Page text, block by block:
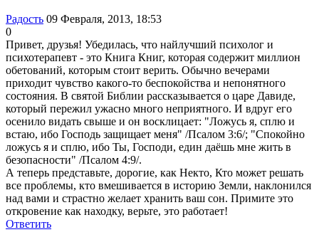
Радость 09 Февраля, 2013, 18:53
0
Привет, друзья! Убедилась, что найлучший психолог и
психотерапевт - это Книга Книг, которая содержит миллион
обетований, которым стоит верить. Обычно вечерами
приходит чувство какого-то беспокойства и непонятного
состояния. В святой Библии рассказывается о царе Давиде,
который пережил ужасно много неприятного. И вдруг его
осенило видать свыше и он восклицает: "Ложусь я, сплю и
встаю, ибо Господь защищает меня" /Псалом 3:6/; "Спокойно
ложусь я и сплю, ибо Ты, Господи, един даёшь мне жить в
безопасности" /Псалом 4:9/.
А теперь представьте, дорогие, как Некто, Кто может решать
все проблемы, кто вмешивается в историю Земли, наклонился
над вами и страстно желает хранить ваш сон. Примите это
откровение как находку, верьте, это работает!
Ответить